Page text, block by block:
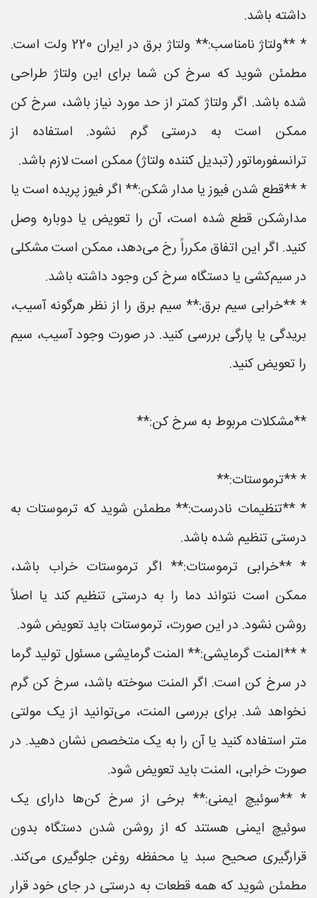
داشته باشد.
* **ولتاژ نامناسب:** ولتاژ برق در ایران 220 ولت است.
مطمئن شوید که سرخ کن شما برای این ولتاژ طراحی
شده باشد. اگر ولتاژ کمتر از حد مورد نیاز باشد، سرخ کن
ممکن است به درستی گرم نشود. استفاده از
ترانسفورماتور (تبدیل کننده ولتاژ) ممکن است لازم باشد.
* **قطع شدن فیوز یا مدار شکن:** اگر فیوز پریده است یا
مدارشکن قطع شده است، آن را تعویض یا دوباره وصل
کنید. اگر این اتفاق مکرراً رخ می‌دهد، ممکن است مشکلی
در سیم‌کشی یا دستگاه سرخ کن وجود داشته باشد.
* **خرابی سیم برق:** سیم برق را از نظر هرگونه آسیب،
بریدگی یا پارگی بررسی کنید. در صورت وجود آسیب، سیم
را تعویض کنید.
**مشکلات مربوط به سرخ کن:**
* **ترموستات:**
* **تنظیمات نادرست:** مطمئن شوید که ترموستات به
درستی تنظیم شده باشد.
* **خرابی ترموستات:** اگر ترموستات خراب باشد،
ممکن است نتواند دما را به درستی تنظیم کند یا اصلاً
روشن نشود. در این صورت، ترموستات باید تعویض شود.
* **المنت گرمایشی:** المنت گرمایشی مسئول تولید گرما
در سرخ کن است. اگر المنت سوخته باشد، سرخ کن گرم
نخواهد شد. برای بررسی المنت، می‌توانید از یک مولتی
متر استفاده کنید یا آن را به یک متخصص نشان دهید. در
صورت خرابی، المنت باید تعویض شود.
* **سوئیچ ایمنی:** برخی از سرخ کن‌ها دارای یک
سوئیچ ایمنی هستند که از روشن شدن دستگاه بدون
قرارگیری صحیح سبد یا محفظه روغن جلوگیری می‌کند.
مطمئن شوید که همه قطعات به درستی در جای خود قرار